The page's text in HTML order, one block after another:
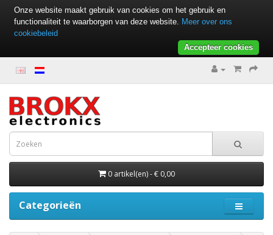
0 artikel(en) - € 0,00
Categorieën
Onze website maakt gebruik van cookies om het gebruik en
functionaliteit te waarborgen van deze website. Meer over ons
cookiebeleid
Accepteer cookies